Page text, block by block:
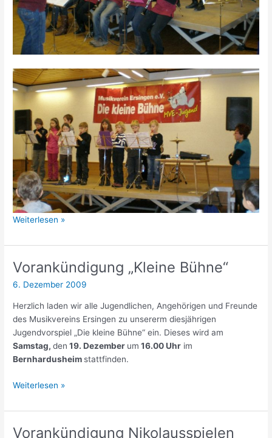
Bericht
Bühne“
Weiterlesen »
Vorankündigung „Kleine Bühne“
6. Dezember 2009
Herzlich laden wir alle Jugendlichen, Angehörigen und Freunde
des Musikvereins Ersingen zu unsererm diesjährigen
Jugendvorspiel „Die kleine Bühne“ ein. Dieses wird am
Samstag,den 19. Dezember um 16.00 Uhr im
Bernhardusheim stattfinden.
Vorankündigung
Bühne“
Weiterlesen »
Vorankündigung Nikolausspielen